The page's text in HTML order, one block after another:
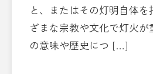
と、またはその灯明自体
ざまな宗教や文化で灯火
の意味や歴史につ […]